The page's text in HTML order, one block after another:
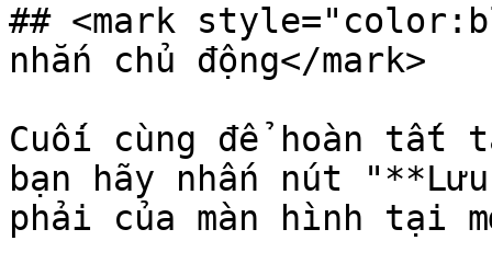
## <mark
nhắn chủ động</mark>
Cuối cùng để hoàn tất
bạn hãy nhấn nút
phải của màn hình tại